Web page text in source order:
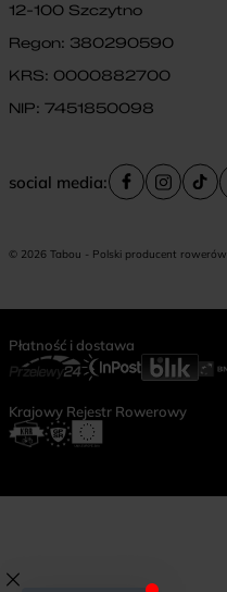
12-100 Szczytno
Regon: 380290590
KRS: 0000882700
NIP: 7451850098
social media:
© 2026 Tabou - Polski producent rowerów
Płatność i dostawa
Krajowy Rejestr Rowerowy